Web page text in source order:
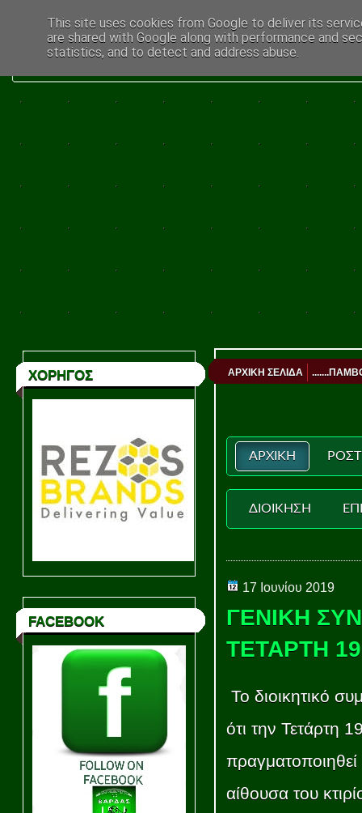
ΧΟΡΗΓΟΣ
FACEBOOK
ΑΡΧΙΚΗ ΣΕΛΙΔΑ
ΑΡΧΙΚΗ
ΔΙΟΙΚΗΣΗ
17 Ιουνίου 2019
ΓΕΝΙΚΗ
ΤΕΤΑΡΤΗ
Το διοικητικό
ότι την Τετάρτη
αίθουσα του
This site uses cookies from Google to deliver its
are shared with Google along with performance and
statistics, and to detect and address abuse.